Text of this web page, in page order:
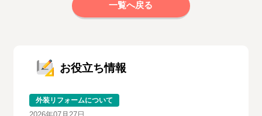
一覧へ戻る
お役立ち情報
外装リフォームについて